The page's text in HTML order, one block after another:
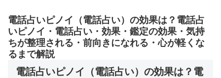
電話占いピノイ（電話占い）の効果は？電話占
いピノイ・電話占い・効果・鑑定の効果・気持
ちが整理される・前向きになれる・心が軽くな
るまで解説
電話占いピノイ（電話占い）の効果は？電